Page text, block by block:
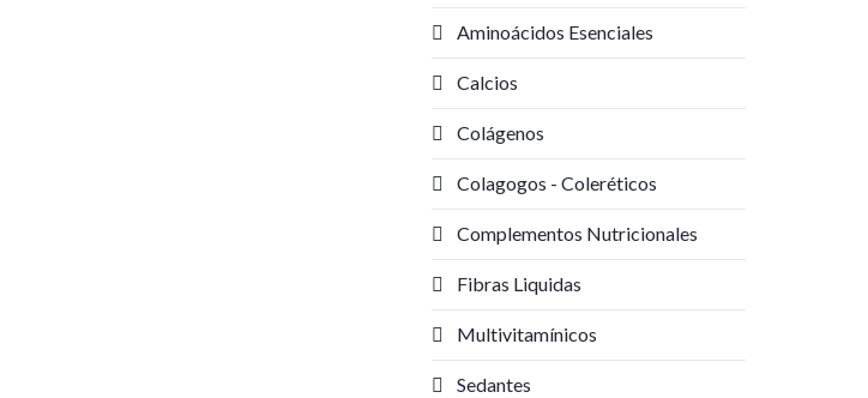
Aminoácidos Esenciales
Calcios
Colágenos
Colagogos - Coleréticos
Complementos Nutricionales
Fibras Liquidas
Multivitamínicos
Sedantes